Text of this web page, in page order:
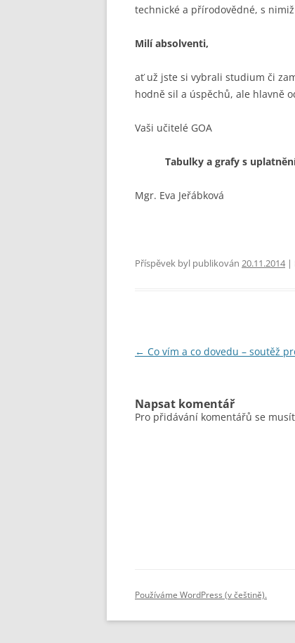
STUDENTSKÁ RADA
VÝCHOVNÁ KOMISE
PORADENSTVÍ
FOTOGALERIE
PARTNEŘI ŠKOLY
technické a přírodovědné, s
Milí absolventi,
ať už jste si vybrali studium či
hodně sil a úspěchů, ale hlavně
Vaši učitelé GOA
Tabulky a grafy s
Mgr. Eva Jeřábková
Příspěvek byl publikován 20.11.2014|
Navigace
← Co vím a co dovedu – soutěž
Napsat komentář
Pro přidávání komentářů se
Používáme WordPress (v češtině).